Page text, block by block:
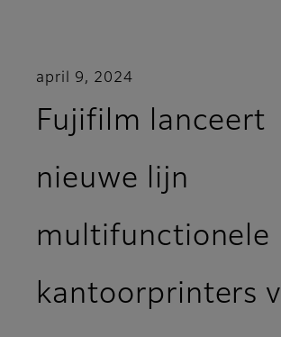
april 9, 2024
Fujifilm lanceert
nieuwe lijn
multifunctionele
kantoorprinters